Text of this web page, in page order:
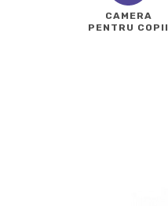
CAMERA
PENTRU COPII